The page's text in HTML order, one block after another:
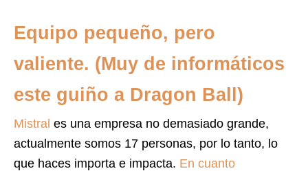
Equipo pequeño, pero
valiente. (Muy de informáticos
este guiño a Dragon Ball)
Mistral es una empresa no demasiado grande,
actualmente somos 17 personas, por lo tanto, lo
que haces importa e impacta. En cuanto